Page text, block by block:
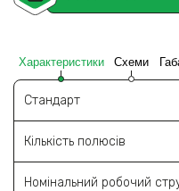
Характеристики Схеми
Стандарт
Кількість полюсів
Номінальний робочий